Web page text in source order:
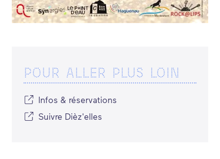
POUR ALLER PLUS LOIN
Infos & réservations
Suivre Dièz'elles
ESPACE MEMBRE
ACTUALITÉS